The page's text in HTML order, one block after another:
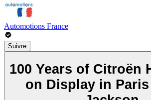
Automotions France
Suivre
100 Years of Citroën
on Display in